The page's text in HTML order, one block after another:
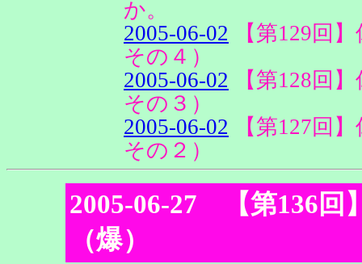
か。
2005-06-02 【第129回
その４）
2005-06-02 【第128回
その３）
2005-06-02 【第127回
その２）
2005-06-27 【第136回
（爆）